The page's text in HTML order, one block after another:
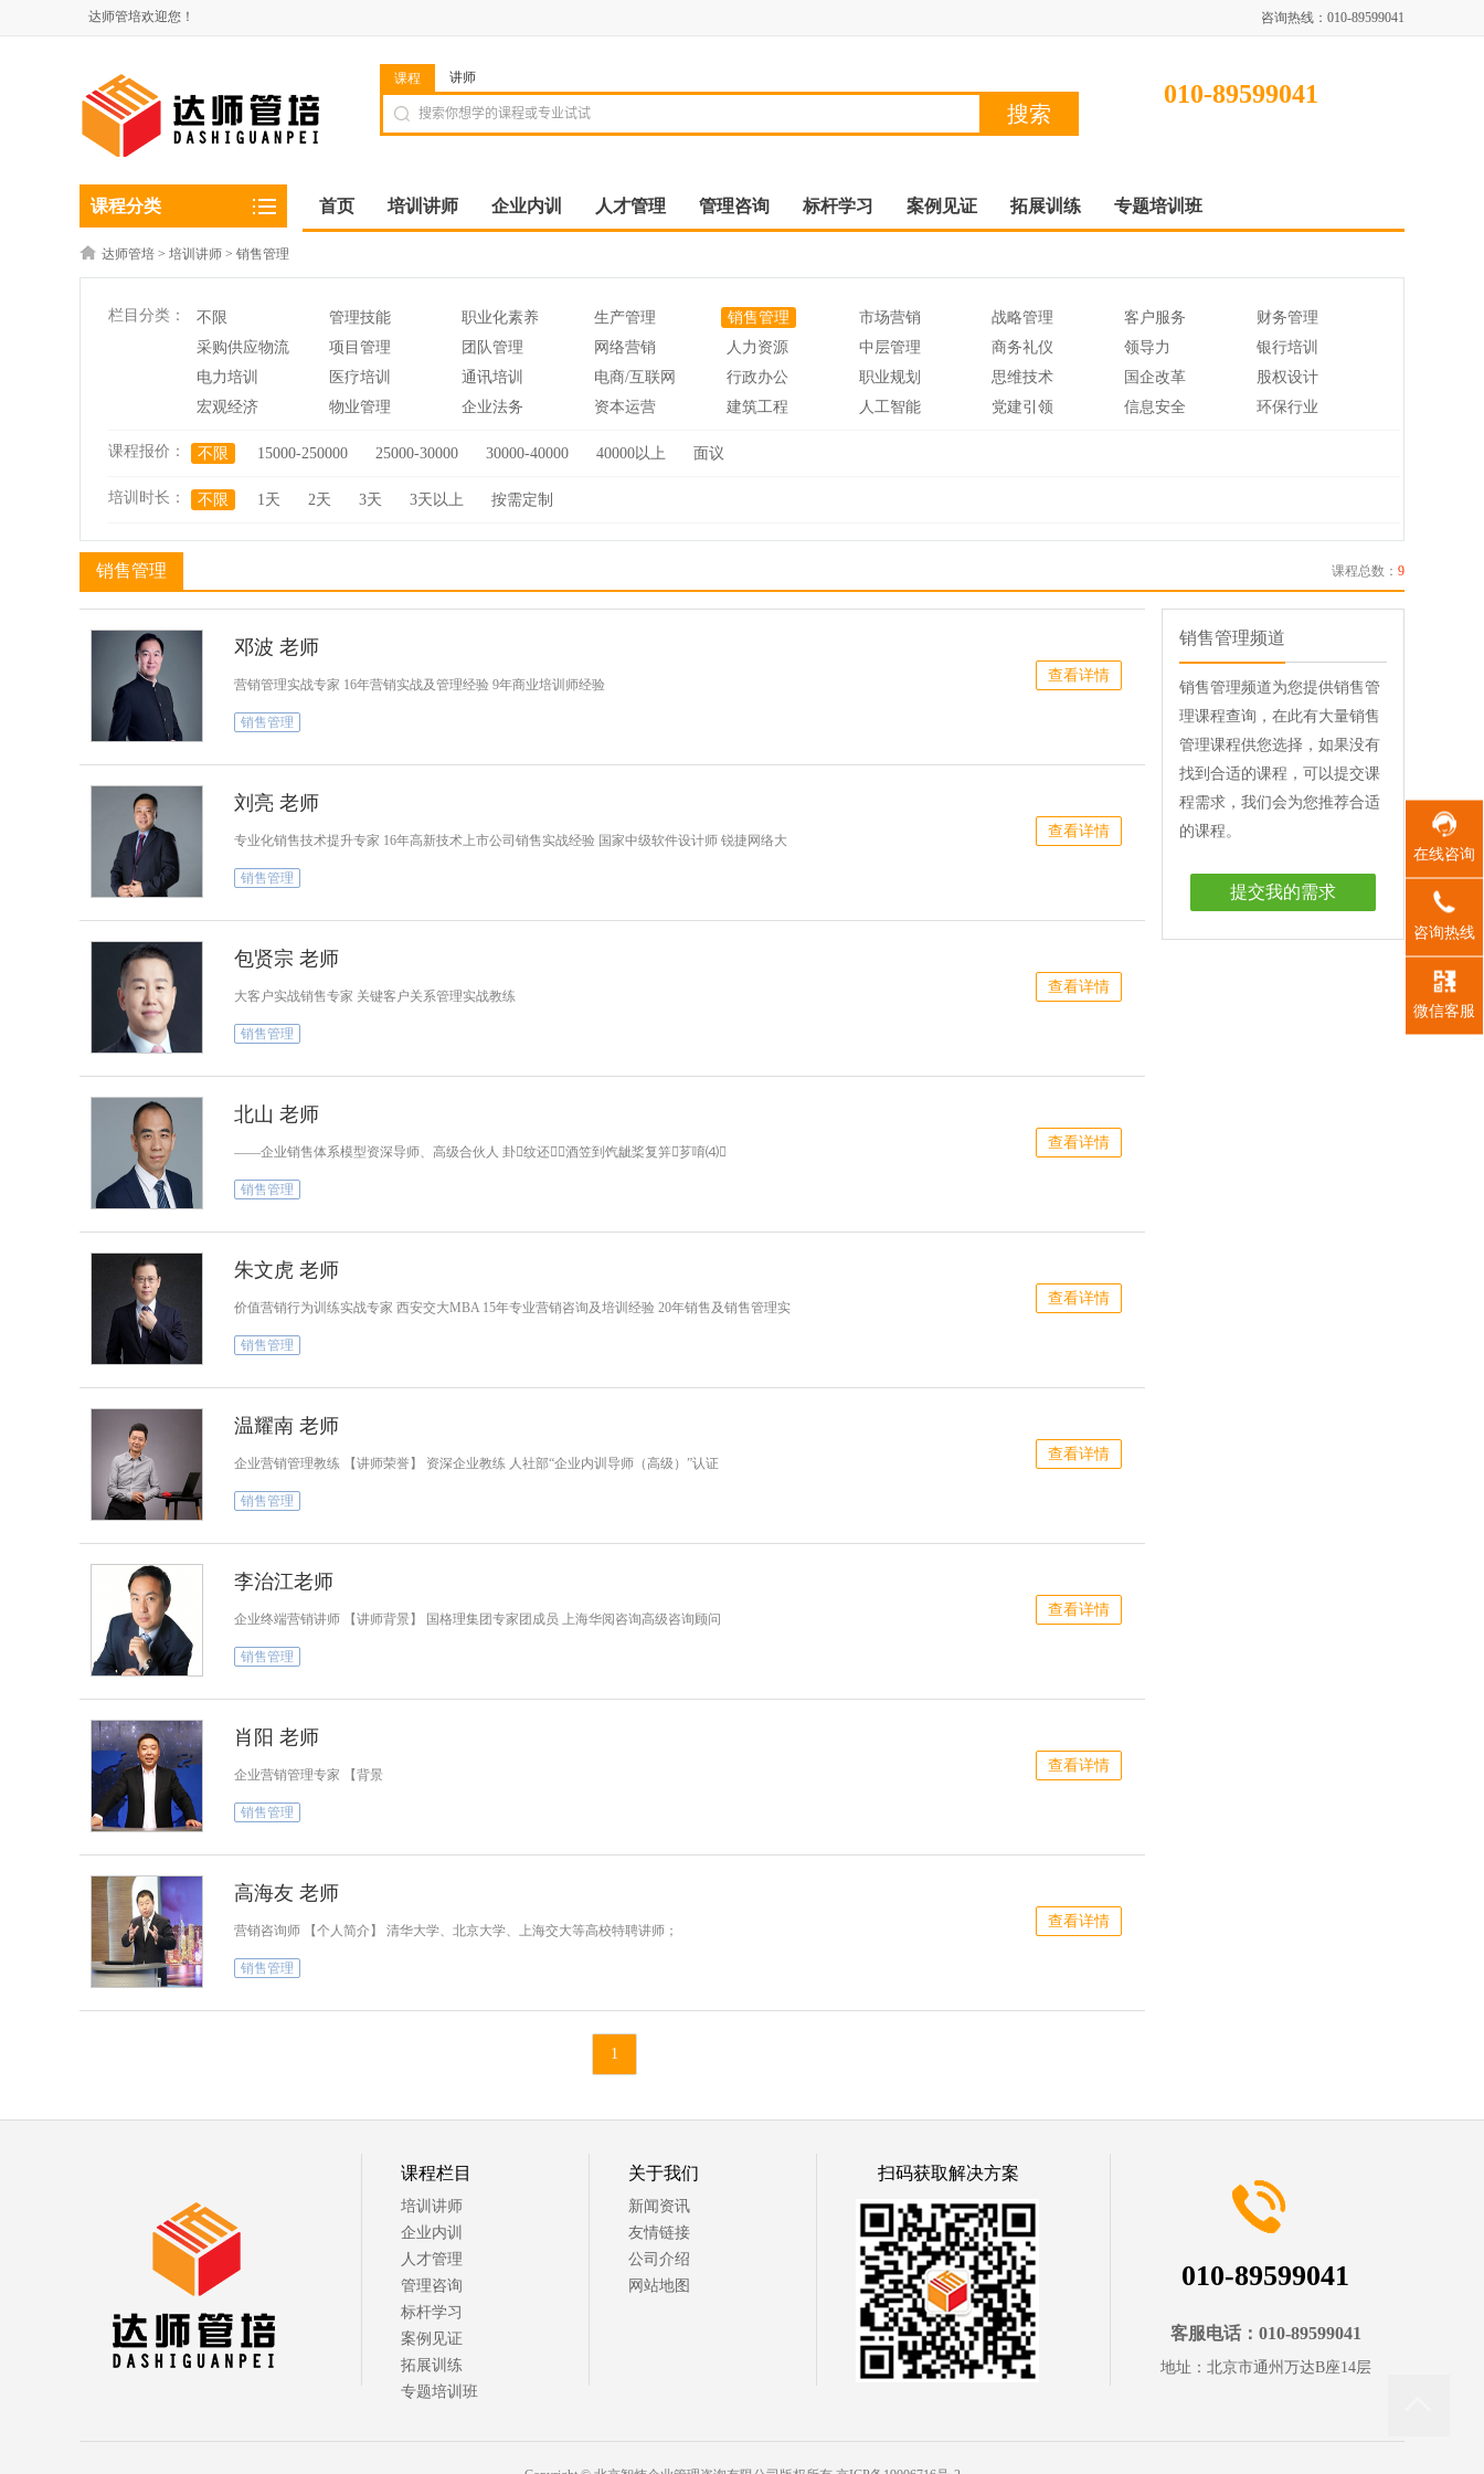
达师管培欢迎您！ 咨询热线：010-89599041
010-89599041
课程 讲师
在线咨询
咨询热线
微信客服
课程分类 首页 培训讲师 企业内训 人才管理 管理咨询 标杆学习 案例见证 拓展训练 专题培训班
达师管培 > 培训讲师 > 销售管理
栏目分类： 不限 管理技能 职业化素养 生产管理 销售管理 市场营销 战略管理 客户服务
财务管理
采购供应物流
项目管理 团队管理 网络营销 人力资源 中层管理 商务礼仪 领导力
银行培训
电力培训
医疗培训 通讯培训 电商/互联网 行政办公 职业规划 思维技术 国企改革
股权设计
宏观经济
物业管理 企业法务 资本运营 建筑工程 人工智能 党建引领 信息安全 环保行业
课程报价： 不限 15000-250000 25000-30000 30000-40000 40000以上 面议
培训时长： 不限 1天 2天 3天 3天以上 按需定制
销售管理 课程总数： 9
销售管理频道
销售管理频道为您提供销售管
理课程查询，在此有大量销售
管理课程供您选择，如果没有
找到合适的课程，可以提交课
程需求，我们会为您推荐合适
的课程。
提交我的需求
邓波 老师
营销管理实战专家 16年营销实战及管理经验 9年商业培训师经验
销售管理
查看详情
刘亮 老师
专业化销售技术提升专家 16年高新技术上市公司销售实战经验 国家中级软件设计师 锐捷网络大
销售管理
查看详情
包贤宗 老师
大客户实战销售专家 关键客户关系管理实战教练
销售管理
查看详情
北山 老师
——企业销售体系模型资深导师、高级合伙人 卦纹还酒笠到饩龇桨复笄芗唷⑷
销售管理
查看详情
朱文虎 老师
价值营销行为训练实战专家 西安交大MBA 15年专业营销咨询及培训经验 20年销售及销售管理实
销售管理
查看详情
温耀南 老师
企业营销管理教练 【讲师荣誉】 资深企业教练 人社部“企业内训导师（高级）”认证
销售管理
查看详情
李治江老师
企业终端营销讲师 【讲师背景】 国格理集团专家团成员 上海华阅咨询高级咨询顾问
销售管理
查看详情
肖阳 老师
企业营销管理专家 【背景
销售管理
查看详情
高海友 老师
营销咨询师 【个人简介】 清华大学、北京大学、上海交大等高校特聘讲师；
销售管理
查看详情
1
课程栏目
培训讲师
企业内训
人才管理
管理咨询
标杆学习
案例见证
拓展训练
专题培训班
关于我们
新闻资讯
友情链接
公司介绍
网站地图
扫码获取解决方案
010-89599041
客服电话：010-89599041
地址：北京市通州万达B座14层